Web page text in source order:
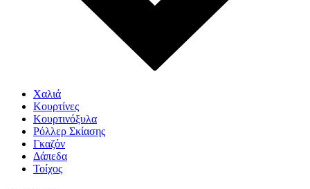
Χαλιά
Κουρτίνες
Κουρτινόξυλα
Ρόλλερ Σκίασης
Γκαζόν
Δάπεδα
Τοίχος